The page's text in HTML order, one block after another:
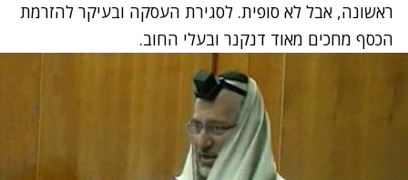
ראשונה, אבל לא סופית. לסגירת העסקה ובעיקר להזרמת
הכסף מחכים מאוד דנקנר ובעלי החוב.